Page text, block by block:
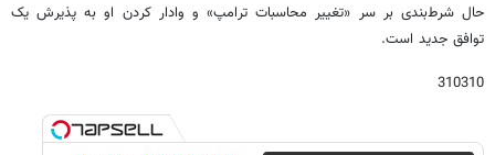
حال شرط‌بندی بر سر «تغییر محاسبات ترامپ» و وادار کردن او به پذیرش یک
توافق جدید است.
310310